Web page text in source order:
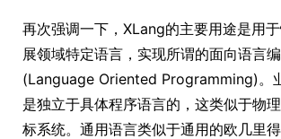
再次强调一下，XLang的主要用途是用
展领域特定语言，实现所谓的面向语言
(Language Oriented Programming)。
是独立于具体程序语言的，这类似于物
标系统。通用语言类似于通用的欧几里